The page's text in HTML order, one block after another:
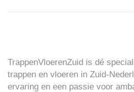
TrappenVloerenZuid is dé
trappen en vloeren in Zuid-
ervaring en een passie voor